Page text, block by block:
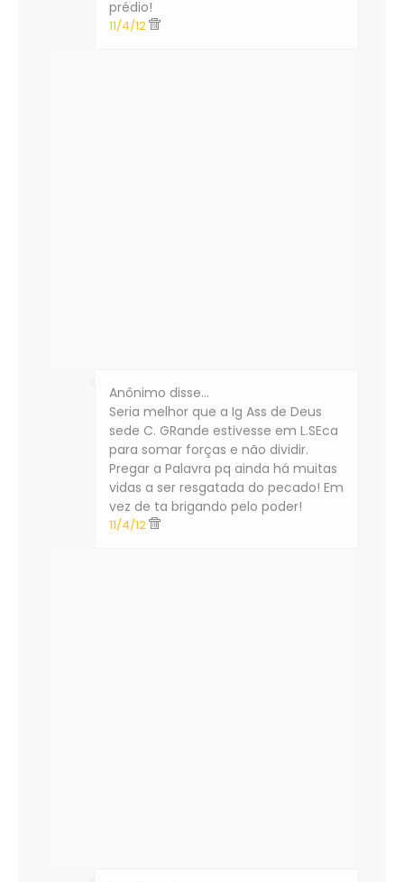
prédio!
11/4/12
Anônimo disse…
Seria melhor que a Ig Ass de Deus
sede C. GRande estivesse em L.SEca
para somar forças e não dividir.
Pregar a Palavra pq ainda há muitas
vidas a ser resgatada do pecado! Em
vez de ta brigando pelo poder!
11/4/12